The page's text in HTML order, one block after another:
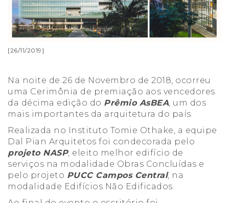
[26/11/2019]
Na noite de 26 de Novembro de 2018, ocorreu
uma Cerimônia de premiação aos vencedores
da décima edição do Prêmio AsBEA, um dos
mais importantes da arquitetura do país.
Realizada no Instituto Tomie Othake, a equipe
Dal Pian Arquitetos foi condecorada pelo
projeto NASP, eleito melhor edifício de
serviços na modalidade Obras Concluídas e
pelo projeto PUCC Campos Central, na
modalidade Edifícios Não Edificados.